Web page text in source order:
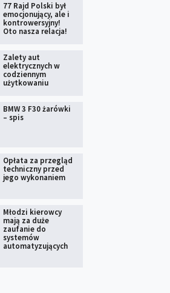
77 Rajd Polski był
emocjonujący, ale i
kontrowersyjny!
Oto nasza relacja!
Zalety aut
elektrycznych w
codziennym
użytkowaniu
BMW 3 F30 żarówki
– spis
Opłata za przegląd
techniczny przed
jego wykonaniem
Młodzi kierowcy
mają za duże
zaufanie do
systemów
automatyzujących